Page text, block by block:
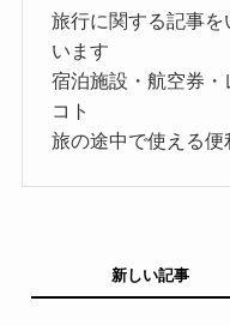
旅行に関する記事
います
宿泊施設・航空券
コト
旅の途中で使える
新しい記事